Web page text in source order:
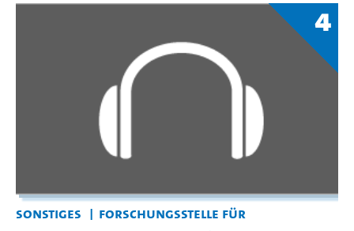
4
Sonstiges
Forschungsstelle für